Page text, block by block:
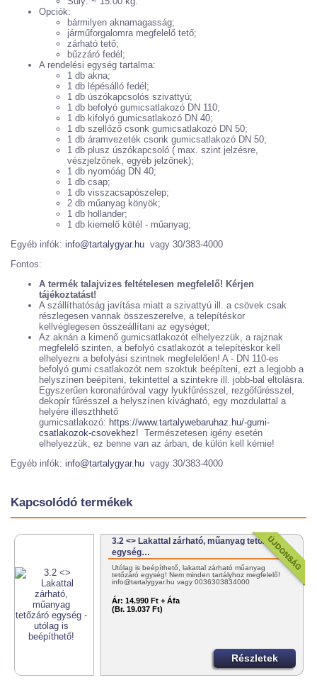
Opciók:
bármilyen aknamagasság;
járműforgalomra megfelelő tető;
zárható tető;
bűzzáró fedél;
A rendelési egység tartalma:
1 db akna;
1 db lépésálló fedél;
1 db úszókapcsolós szivattyú;
1 db befolyó gumicsatlakozó DN 110;
1 db kifolyó gumicsatlakozó DN 40;
1 db szellőző csonk gumicsatlakozó DN 50;
1 db áramvezeték csonk gumicsatlakozó DN 50;
1 db plusz úszókapcsoló ( max. szint jelzésre,
vészjelzőnek, egyéb jelzőnek);
1 db nyomóág DN 40;
1 db csap;
1 db visszacsapószelep;
2 db műanyag könyök;
1 db hollander;
1 db kiemelő kötél - műanyag;
Egyéb infók: info@tartalygyar.hu vagy 30/383-4000
Fontos:
A termék talajvizes feltételesen megfelelő! Kérjen
tájékoztatást!
A szállíthatóság javítása miatt a szivattyú ill. a csövek csak
részlegesen vannak összeszerelve, a telepítéskor
kellvéglegesen összeállítani az egységet;
Az aknán a kimenő gumicsatlakozót elhelyezzük, a rajznak
megfelelő szinten, a befolyó csatlakozót a telepítéskor kell
elhelyezni a befolyási szintnek megfelelően! A - DN 110-es
befolyó gumi csatlakozót nem szoktuk beépíteni, ezt a legjobb a
helyszínen beépíteni, tekintettel a szintekre ill. jobb-bal eltolásra.
Egyszerűen koronafúróval vagy lyukfűrésszel, rezgőfűrésszel,
dekopír fűrésszel a helyszínen kivágható, egy mozdulattal a
helyére illeszthhető
gumicsatlakozó: https://www.tartalywebaruhaz.hu/-gumi-
csatlakozok-csovekhez! Természetesen igény esetén
elhelyezzük, ez benne van az árban, de külön kell kérnie!
Egyéb infók: info@tartalygyar.hu vagy 30/383-4000
Kapcsolódó termékek
3.2 <> Lakattal zárható, műanyag tetőzáró
egység…
Utólag is beépíthető, lakattal zárható műanyag
tetőzáró egység! Nem minden tartályhoz megfelelő!
info@tartalygyar.hu vagy 0036303834000
Ár: 14.990 Ft + Áfa
(Br. 19.037 Ft)
Részletek